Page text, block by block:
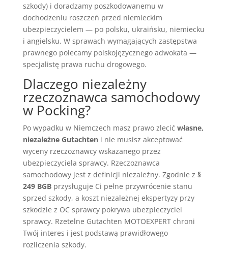
szkody) i doradzamy poszkodowanemu w
dochodzeniu roszczeń przed niemieckim
ubezpieczycielem — po polsku, ukraińsku, niemiecku
i angielsku. W sprawach wymagających zastępstwa
prawnego polecamy polskojęzycznego adwokata —
specjalistę prawa ruchu drogowego.
Dlaczego niezależny
rzeczoznawca samochodowy
w Pocking?
Po wypadku w Niemczech masz prawo zlecić własne,
niezależne Gutachteni nie musisz akceptować
wyceny rzeczoznawcy wskazanego przez
ubezpieczyciela sprawcy. Rzeczoznawca
samochodowy jest z definicji niezależny. Zgodnie z §
249 BGBprzysługuje Ci pełne przywrócenie stanu
sprzed szkody, a koszt niezależnej ekspertyzy przy
szkodzie z OC sprawcy pokrywa ubezpieczyciel
sprawcy. Rzetelne Gutachten MOTOEXPERT chroni
Twój interes i jest podstawą prawidłowego
rozliczenia szkody.